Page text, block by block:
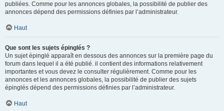
publiées. Comme pour les annonces globales, la possibilité de publier des
annonces dépend des permissions définies par l’administrateur.
Haut
Que sont les sujets épinglés ?
Un sujet épinglé apparaît en dessous des annonces sur la première page du
forum dans lequel il a été publié. il contient des informations relativement
importantes et vous devez le consulter régulièrement. Comme pour les
annonces et les annonces globales, la possibilité de publier des sujets
épinglés dépend des permissions définies par l’administrateur.
Haut